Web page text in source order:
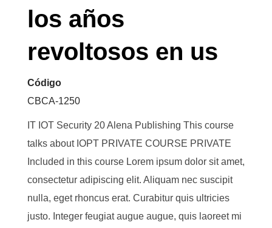
los años
revoltosos en us
Código
CBCA-1250
IT IOT Security 20 Alena Publishing This course
talks about IOPT PRIVATE COURSE PRIVATE
Included in this course Lorem ipsum dolor sit amet,
consectetur adipiscing elit. Aliquam nec suscipit
nulla, eget rhoncus erat. Curabitur quis ultricies
justo. Integer feugiat augue augue, quis laoreet mi